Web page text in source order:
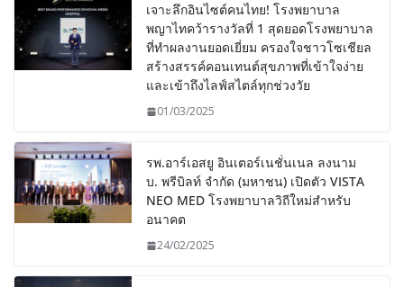
เจาะลึกอินไซต์คนไทย! โรงพยาบาล
พญาไทคว้ารางวัลที่ 1 สุดยอดโรงพยาบาล
ที่ทำผลงานยอดเยี่ยม ครองใจชาวโซเชียล
สร้างสรรค์คอนเทนต์สุขภาพที่เข้าใจง่าย
และเข้าถึงไลฟ์สไตล์ทุกช่วงวัย
01/03/2025
รพ.อาร์เอสยู อินเตอร์เนชั่นเนล ลงนาม
บ. พรีบิลท์ จํากัด (มหาชน) เปิดตัว VISTA
NEO MED โรงพยาบาลวิถีใหม่สำหรับ
อนาคต
24/02/2025